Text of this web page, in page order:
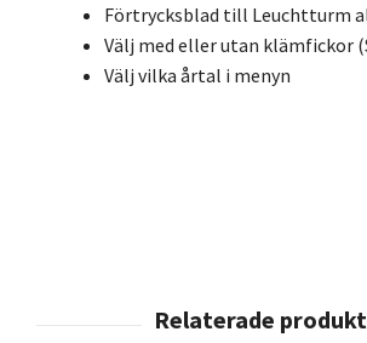
Förtrycksblad till Leuchtturm
Välj med eller utan klämfickor
Välj vilka årtal i menyn